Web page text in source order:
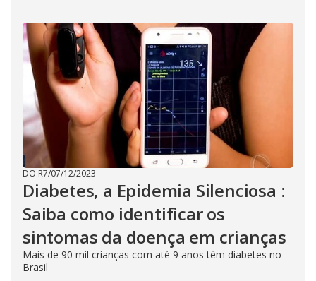
DO R7/07/12/2023
Diabetes, a Epidemia Silenciosa :
Saiba como identificar os
sintomas da doença em crianças
Mais de 90 mil crianças com até 9 anos têm diabetes no
Brasil